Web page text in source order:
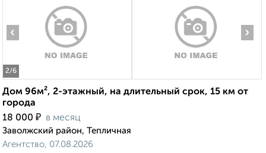
2/6
‹ ›
Дом 96м², 2-этажный, на длительный срок, 15 км от
города
18 000 ₽ в месяц
Заволжский район, Тепличная
Агентство, 07.08.2026